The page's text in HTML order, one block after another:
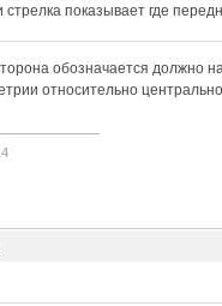
показывает где
обозначается должно
относительно